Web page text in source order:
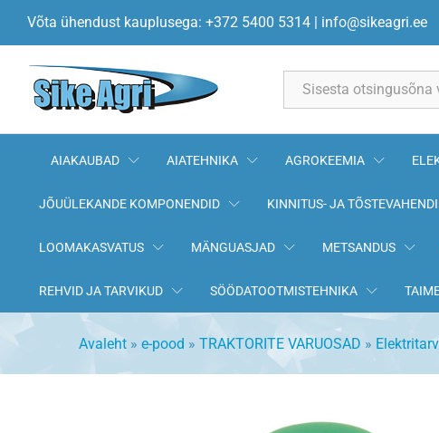
Võta ühendust kauplusega: +372 5400 5314 | info@sikeagri.ee
AIAKAUBAD AIATEHNIKA AGROKEEMIA
JÕUÜLEKANDE KOMPONENDID KINNITUS- JA
LOOMAKASVATUS MÄNGUASJAD METSANDUS
REHVID JA TARVIKUD SÖÖDATOOTMISTEHNIKA
Avaleht » e-pood » TRAKTORITE VARUOSAD »
Kirjeldus